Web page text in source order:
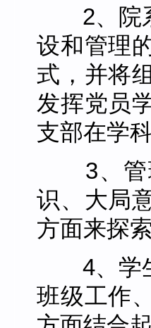
2、院
设和管理
式，并将
发挥党员
支部在学
3、管
识、大局
方面来探
4、学
班级工作